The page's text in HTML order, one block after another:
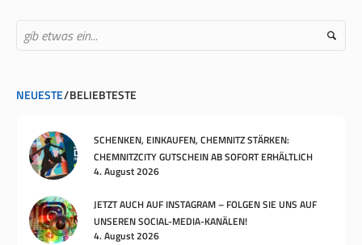
NEUESTE BELIEBTESTE
SCHENKEN, EINKAUFEN, CHEMNITZ STÄRKEN:
CHEMNITZCITY GUTSCHEIN AB SOFORT ERHÄLTLICH
4. August 2026
JETZT AUCH AUF INSTAGRAM – FOLGEN SIE UNS AUF
UNSEREN SOCIAL-MEDIA-KANÄLEN!
4. August 2026